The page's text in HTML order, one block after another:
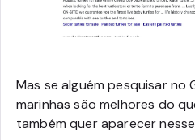
Mas se alguém pesquisar no
marinhas são melhores do
também quer aparecer